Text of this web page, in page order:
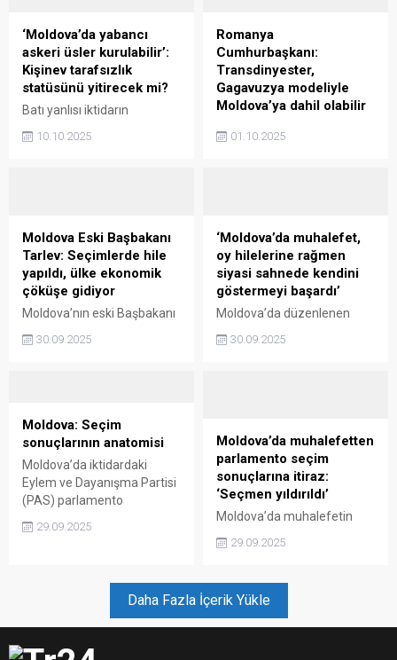
‘Moldova’da yabancı
askeri üsler kurulabilir’:
Kişinev tarafsızlık
statüsünü yitirecek mi?
Batı yanlısı iktidarın
Moldova'da AB ve NATO'yla
başladı.
10.10.2025
Romanya
Cumhurbaşkanı:
Transdinyester,
Gagavuzya modeliyle
Moldova’ya dahil olabilir
korunduğu seçimlerin
01.10.2025
Moldova Eski Başbakanı
Tarlev: Seçimlerde hile
yapıldı, ülke ekonomik
çöküşe gidiyor
Moldova’nın eski Başbakanı
Partisi lideri Vasiliy Tarlev,
seçim sonuçlarından
memnun olmadığını ve
ekonomik çöküşe
sürükleyebileceğini ifade
etti.
30.09.2025
‘Moldova’da muhalefet,
oy hilelerine rağmen
siyasi sahnede kendini
göstermeyi başardı’
Moldova’da düzenlenen
sırasındaki suistimallere
sonuçlar elde etmeyi
başardığını vurguladı.
30.09.2025
Moldova: Seçim
sonuçlarının anatomisi
Moldova’da iktidardaki
Eylem ve Dayanışma Partisi
(PAS) parlamento
Gözlemci raporları,
sonuçlarını yeniden
yazdığını ortaya koyuyor.
29.09.2025
Moldova’da muhalefetten
parlamento seçim
sonuçlarına itiraz:
‘Seçmen yıldırıldı’
Moldova’da muhalefetin
sonuçlarını tanımayacağını
sonuçlarına ulusal ve
uluslararası kurumlarda
itiraz edeceklerini belirtti.
29.09.2025
Daha Fazla İçerik Yükle